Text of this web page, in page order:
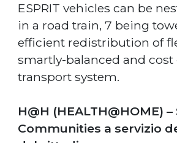
ESPRIT vehicles can be
in a road train, 7 being
efficient redistribution of
smartly-balanced and
transport system.
H@H (HEALTH@HOME)
Communities a servizio